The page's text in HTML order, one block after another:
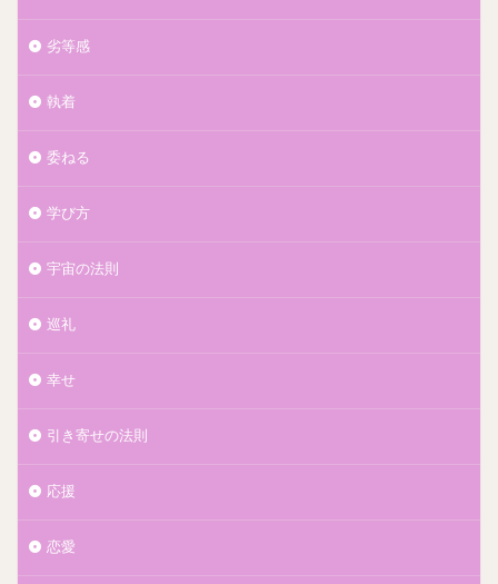
劣等感
執着
委ねる
学び方
宇宙の法則
巡礼
幸せ
引き寄せの法則
応援
恋愛